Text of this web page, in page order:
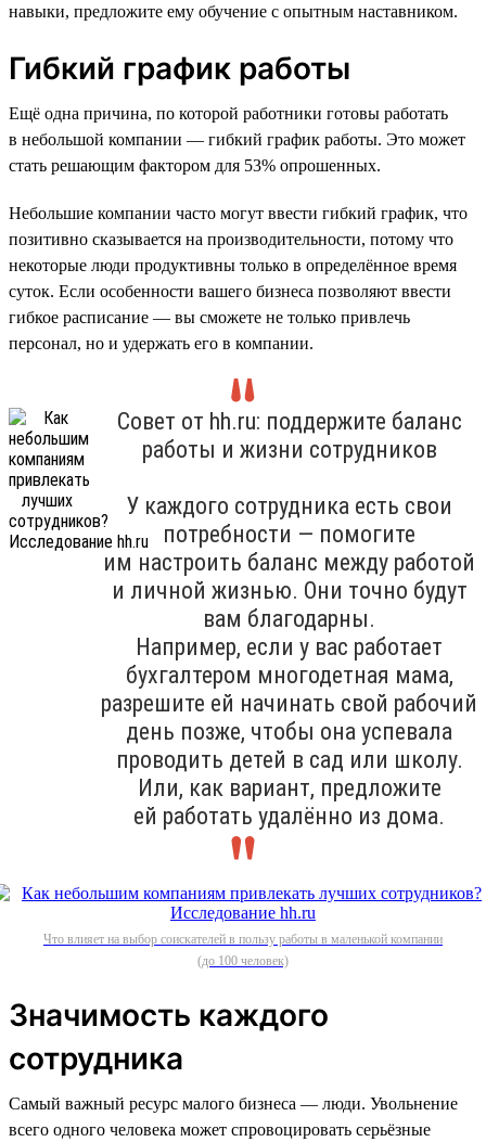
навыки, предложите ему обучение с опытным наставником.
Гибкий график работы
Ещё одна причина, по которой работники готовы работать
в небольшой компании — гибкий график работы. Это может
стать решающим фактором для 53% опрошенных.
Небольшие компании часто могут ввести гибкий график, что
позитивно сказывается на производительности, потому что
некоторые люди продуктивны только в определённое время
суток. Если особенности вашего бизнеса позволяют ввести
гибкое расписание — вы сможете не только привлечь
персонал, но и удержать его в компании.
Совет от hh.ru: поддержите баланс
работы и жизни сотрудников
У каждого сотрудника есть свои
потребности — помогите
им настроить баланс между работой
и личной жизнью. Они точно будут
вам благодарны.
Например, если у вас работает
бухгалтером многодетная мама,
разрешите ей начинать свой рабочий
день позже, чтобы она успевала
проводить детей в сад или школу.
Или, как вариант, предложите
ей работать удалённо из дома.
Что влияет на выбор соискателей в пользу работы в маленькой компании
(до 100 человек)
Значимость каждого
сотрудника
Самый важный ресурс малого бизнеса — люди. Увольнение
всего одного человека может спровоцировать серьёзные